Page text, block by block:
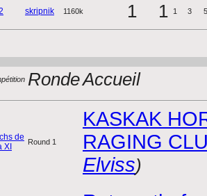
skripnik 1160k 1 1 1 3
RondeAccueil
de
XI
Round 1
KASKAK
RAGING
Elviss)